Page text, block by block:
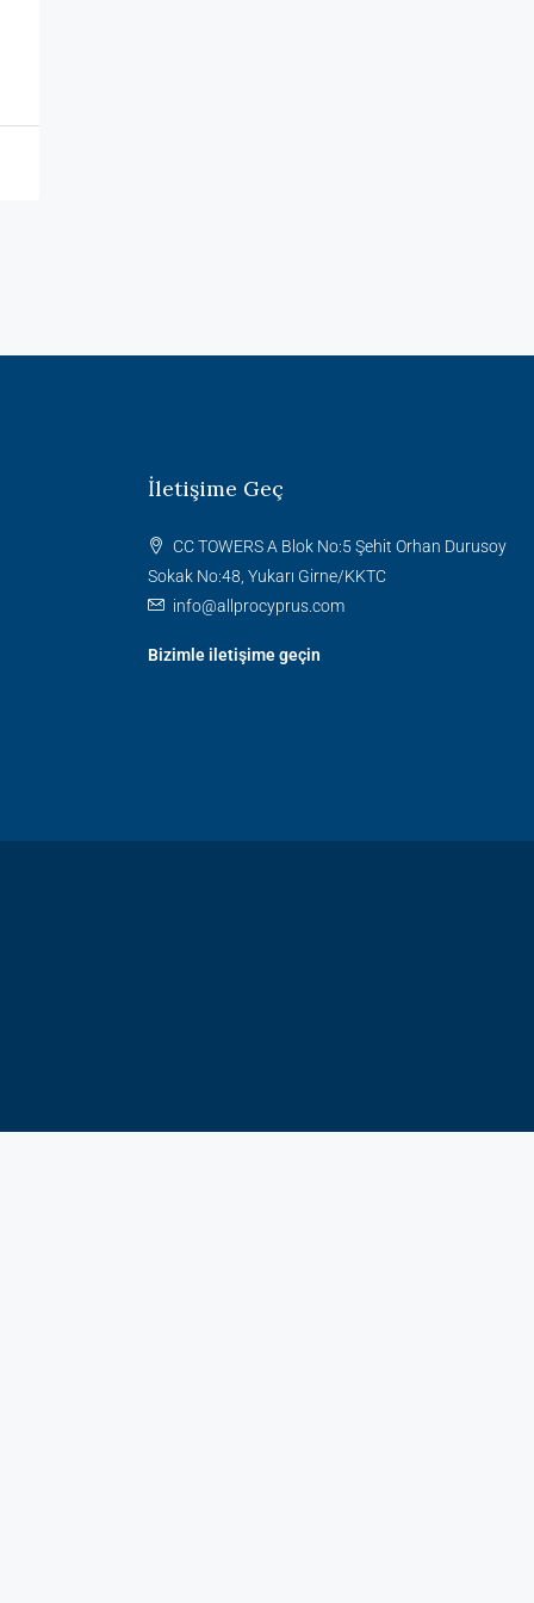
İletişime Geç
CC TOWERS A Blok No:5 Şehit Orhan Durusoy
Sokak No:48, Yukarı Girne/KKTC
info@allprocyprus.com
Bizimle iletişime geçin